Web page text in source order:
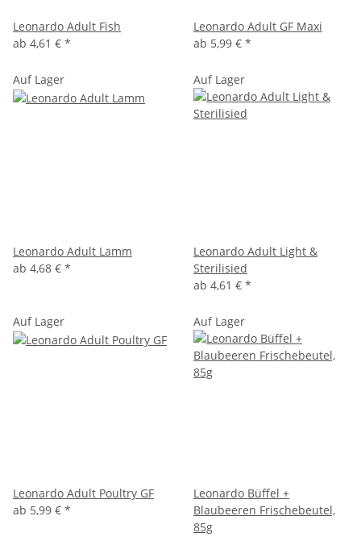
Leonardo Adult Fish
ab 4,61 € *
Leonardo Adult GF Maxi
ab 5,99 € *
Auf Lager
Leonardo Adult Lamm
ab 4,68 € *
Auf Lager
Leonardo Adult Light &
Sterilisied
ab 4,61 € *
Auf Lager
Leonardo Adult Poultry GF
ab 5,99 € *
Auf Lager
Leonardo Büffel +
Blaubeeren Frischebeutel,
85g